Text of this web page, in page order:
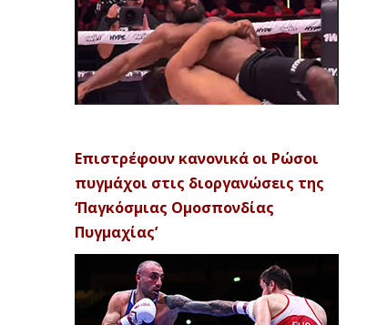
Επιστρέφουν κανονικά οι Ρώσοι
πυγμάχοι στις διοργανώσεις της
‘Παγκόσμιας Ομοσπονδίας
Πυγμαχίας’